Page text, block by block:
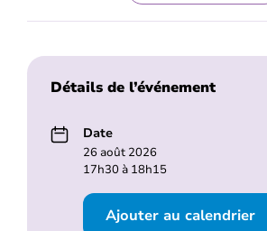
Détails de l’événement
Date
26 août 2026
17h30 à 18h15
Ajouter au calendrier